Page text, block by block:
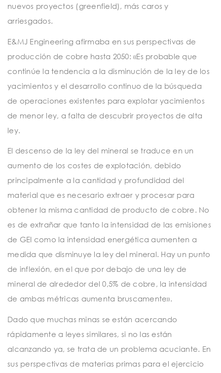
nuevos proyectos (greenfield), más caros y
arriesgados.
E&MJ Engineering afirmaba en sus perspectivas de
producción de cobre hasta 2050: «Es probable que
continúe la tendencia a la disminución de la ley de los
yacimientos y el desarrollo continuo de la búsqueda
de operaciones existentes para explotar yacimientos
de menor ley, a falta de descubrir proyectos de alta
ley.
El descenso de la ley del mineral se traduce en un
aumento de los costes de explotación, debido
principalmente a la cantidad y profundidad del
material que es necesario extraer y procesar para
obtener la misma cantidad de producto de cobre. No
es de extrañar que tanto la intensidad de las emisiones
de GEI como la intensidad energética aumenten a
medida que disminuye la ley del mineral. Hay un punto
de inflexión, en el que por debajo de una ley de
mineral de alrededor del 0,5% de cobre, la intensidad
de ambas métricas aumenta bruscamente».
Dado que muchas minas se están acercando
rápidamente a leyes similares, si no las están
alcanzando ya, se trata de un problema acuciante. En
sus perspectivas de materias primas para el ejercicio